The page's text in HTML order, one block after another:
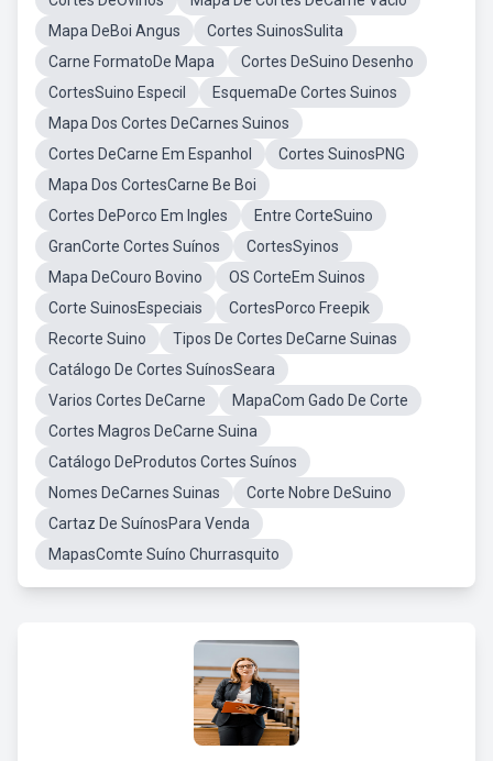
Mapa DeBoi Angus
Cortes SuinosSulita
Carne FormatoDe Mapa
Cortes DeSuino Desenho
CortesSuino Especil
EsquemaDe Cortes Suinos
Mapa Dos Cortes DeCarnes Suinos
Cortes DeCarne Em Espanhol
Cortes SuinosPNG
Mapa Dos CortesCarne Be Boi
Cortes DePorco Em Ingles
Entre CorteSuino
GranCorte Cortes Suínos
CortesSyinos
Mapa DeCouro Bovino
OS CorteEm Suinos
Corte SuinosEspeciais
CortesPorco Freepik
Recorte Suino
Tipos De Cortes DeCarne Suinas
Catálogo De Cortes SuínosSeara
Varios Cortes DeCarne
MapaCom Gado De Corte
Cortes Magros DeCarne Suina
Catálogo DeProdutos Cortes Suínos
Nomes DeCarnes Suinas
Corte Nobre DeSuino
Cartaz De SuínosPara Venda
MapasComte Suíno Churrasquito